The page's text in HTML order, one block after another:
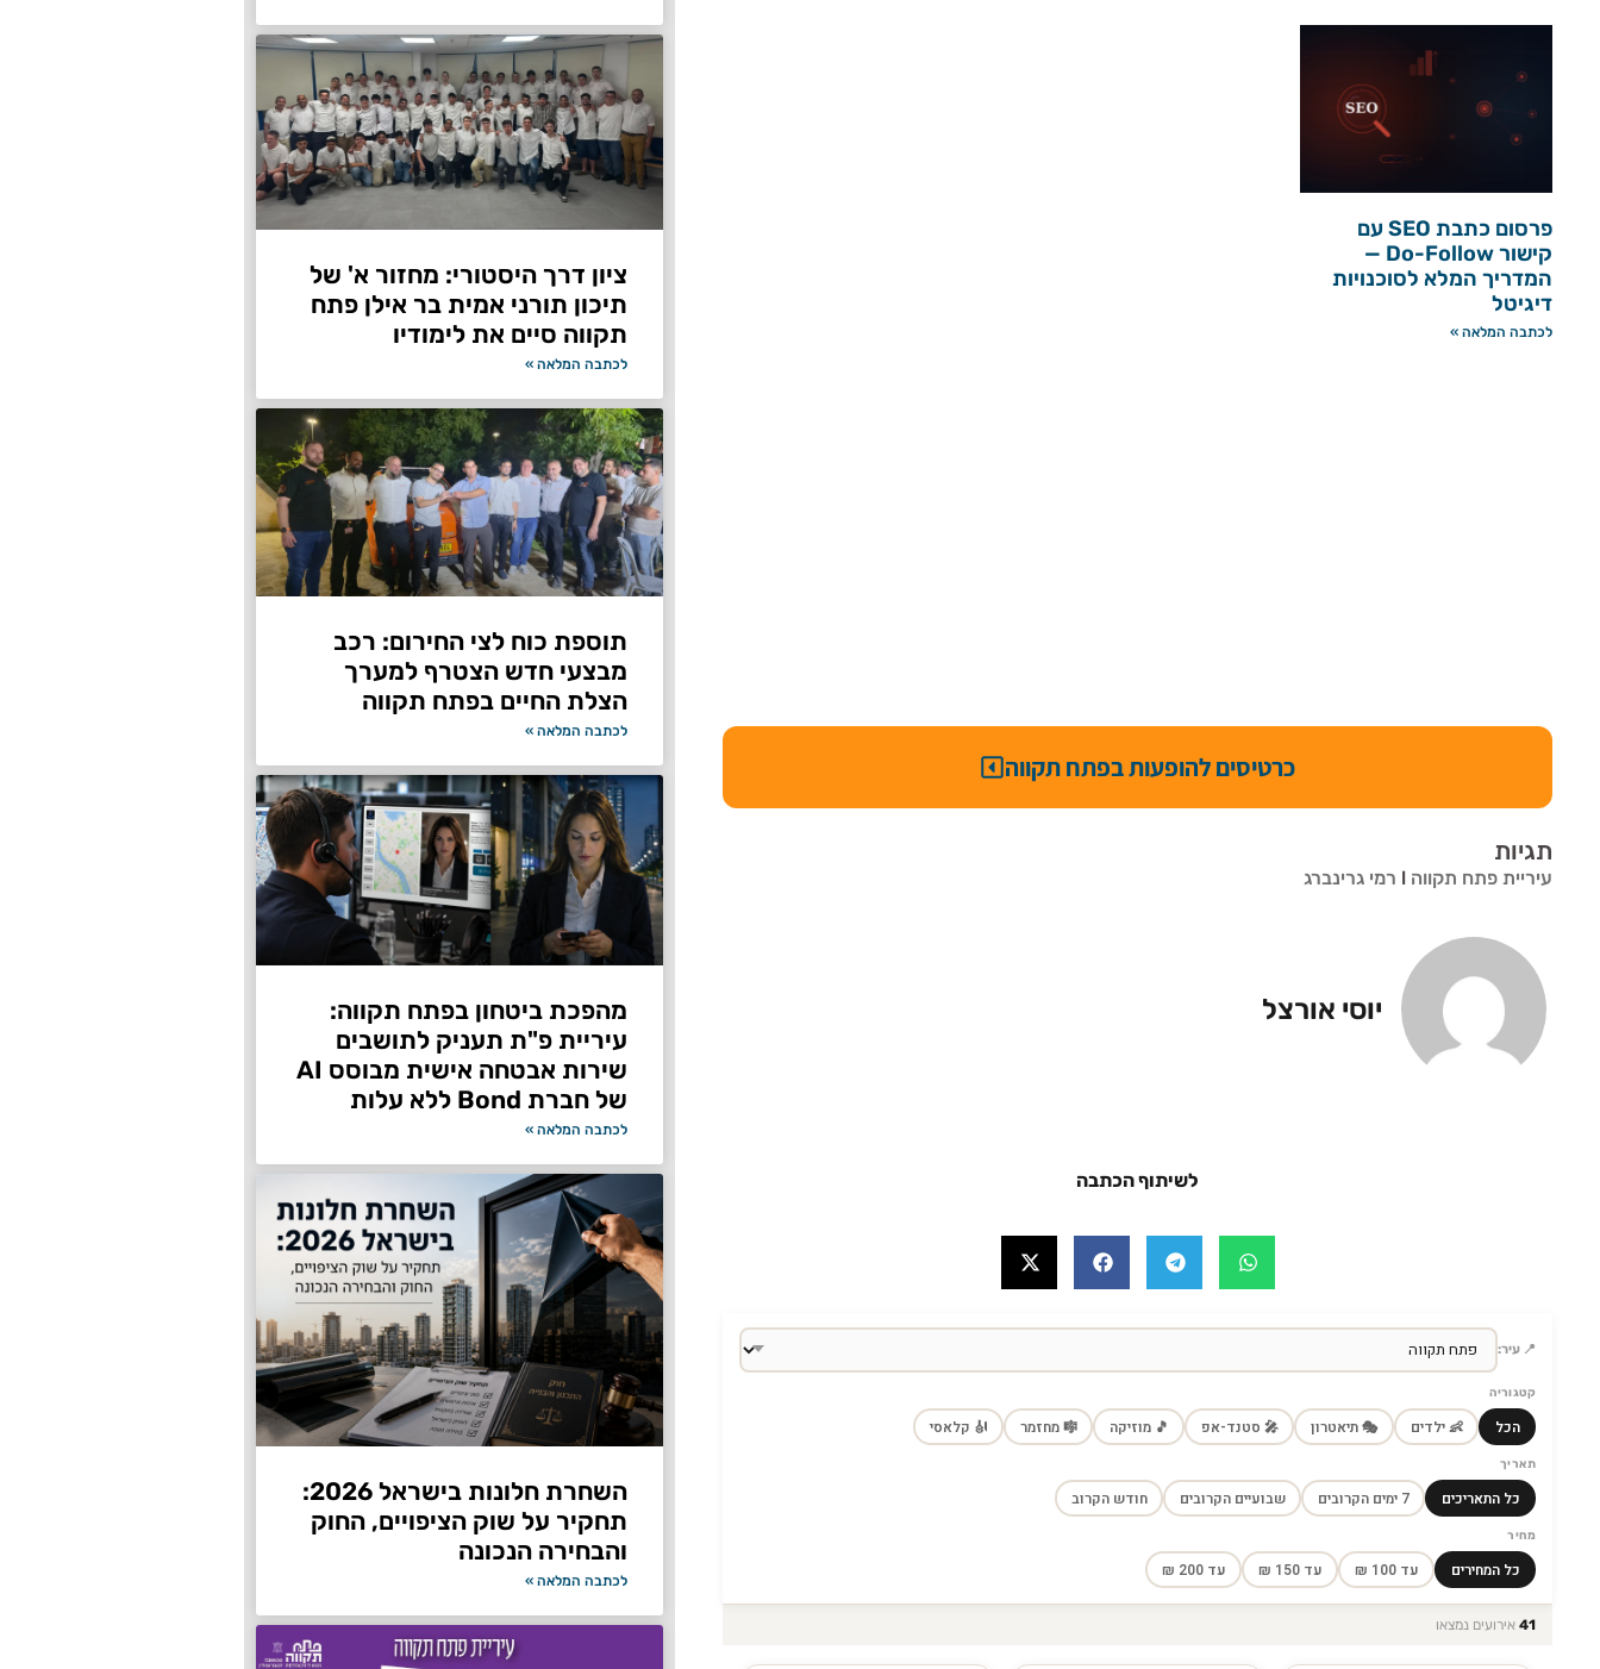
פרסום כתבת SEO עם
קישור Do-Follow —
המדריך המלא לסוכנויות
דיגיטל
לכתבה המלאה »
כרטיסים להופעות בפתח תקווה
תגיות
עיריית פתח תקווה רמי גרינברג
יוסי אורצל
לשיתוף הכתבה
📍 עיר:
קטגוריה
הכל 👶 ילדים 🎭 תיאטרון 🎤 סטנד-אפ 🎵 מוזיקה 🎼 מחזמר 🎻 קלאסי
תאריך
כל התאריכים 7 ימים הקרובים שבועיים הקרובים חודש הקרוב
מחיר
כל המחירים עד 100 ₪ עד 150 ₪ עד 200 ₪
41 אירועים נמצאו
ציון דרך היסטורי: מחזור א' של
תיכון תורני אמית בר אילן פתח
תקווה סיים את לימודיו
לכתבה המלאה »
תוספת כוח לצי החירום: רכב
מבצעי חדש הצטרף למערך
הצלת החיים בפתח תקווה
לכתבה המלאה »
מהפכת ביטחון בפתח תקווה:
עיריית פ"ת תעניק לתושבים
שירות אבטחה אישית מבוסס AI
של חברת Bond ללא עלות
לכתבה המלאה »
השחרת חלונות בישראל 2026:
תחקיר על שוק הציפויים, החוק
והבחירה הנכונה
לכתבה המלאה »